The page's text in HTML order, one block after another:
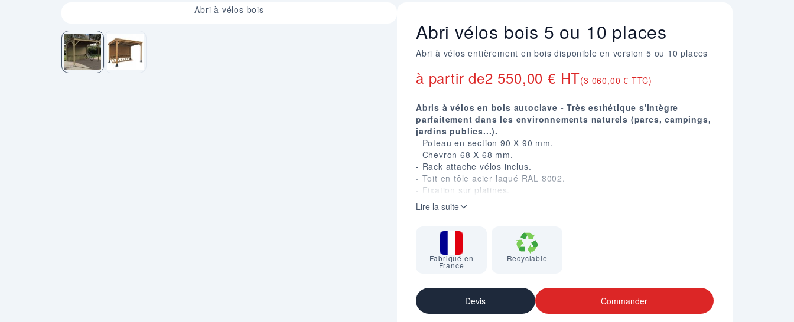
Abri à vélos bois
Abri vélos bois 5 ou 10 places
Abri à vélos entièrement en bois disponible en version 5 ou 10 places
à partir de2 550,00 € HT(3 060,00 € TTC)
Abris à vélos en bois autoclave - Très esthétique s'intègre
parfaitement dans les environnements naturels (parcs, campings,
jardins publics...).
- Poteau en section 90 X 90 mm.
- Chevron 68 X 68 mm.
- Rack attache vélos inclus.
- Toit en tôle acier laqué RAL 8002.
- Fixation sur platines.
- En option : Bardage de fond en clin plat (nous consulter).
- Dim. (mm) : H. 2600 X P. 2400 X L. 3000 (version 5 places) - 6000
Lire la suite
Fabriqué en
France
Recyclable
Devis Commander